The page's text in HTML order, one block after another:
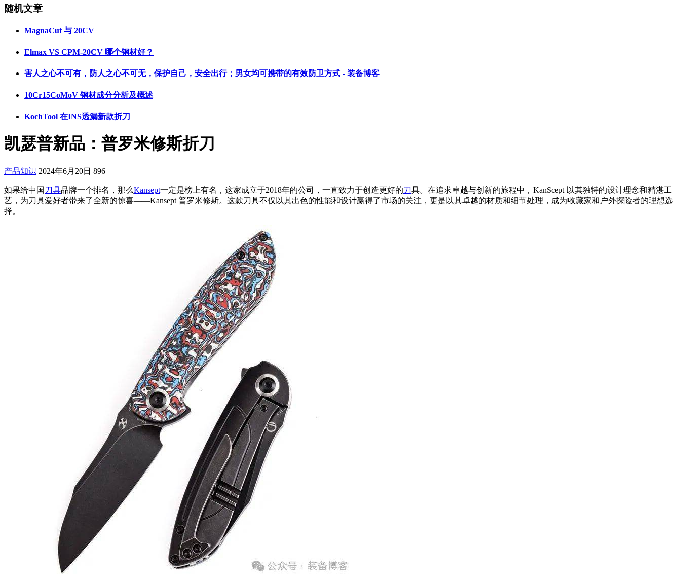
随机文章
MagnaCut 与 20CV
Elmax VS CPM-20CV 哪个钢材好？
害人之心不可有，防人之心不可无，保护自己，安全出行；男女均可携带的有效防卫方式 - 装备博客
10Cr15CoMoV 钢材成分分析及概述
KochTool 在INS透漏新款折刀
凯瑟普新品：普罗米修斯折刀
产品知识 2024年6月20日 896
如果给中国 刀具品牌一个排名，那么Kansept一定是榜上有名，这家成立于2018年的公司，一直致力于创造更好的刀具。在追求卓越与创新的旅程中，KanScept 以其独特的设计理念和精湛工
艺，为刀具爱好者带来了全新的惊喜——Kansept 普罗米修斯。这款刀具不仅以其出色的性能和设计赢得了市场的关注，更是以其卓越的材质和细节处理，成为收藏家和户外探险者的理想选
择。